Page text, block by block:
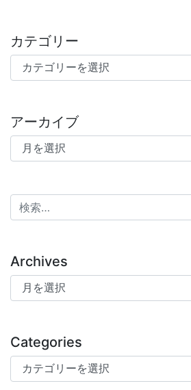
カテゴリー
カテゴリー
アーカイブ
アーカイブ
検索:
Archives
Archives
Categories
Categories